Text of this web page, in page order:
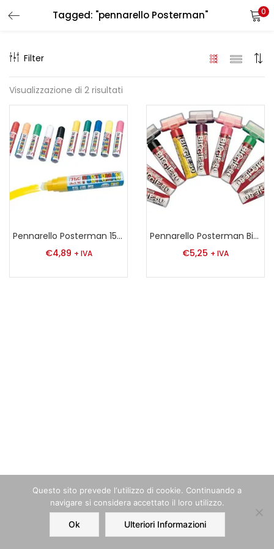
Tagged: "pennarello Posterman" 0
Home Order Account
Filter
Visualizzazione di 2 risultati
Pennarello Posterman 15 mm
€4,89 + IVA
Pennarello Posterman Biggie 50
€5,25 + IVA
LOGIN REGISTER
Enter your username and password to login.
Remember me
Login
Lost password?
Questo sito prevede l‘utilizzo di cookie. Continuando a
navigare si considera accettato il loro utilizzo.
Ok Ulteriori Informazioni